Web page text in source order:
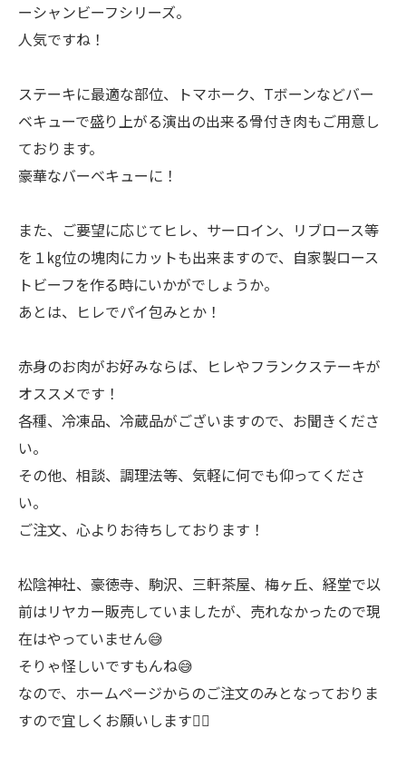
ーシャンビーフシリーズ。
人気ですね！
ステーキに最適な部位、トマホーク、Tボーンなどバー
ベキューで盛り上がる演出の出来る骨付き肉もご用意し
ております。
豪華なバーベキューに！
また、ご要望に応じてヒレ、サーロイン、リブロース等
を１㎏位の塊肉にカットも出来ますので、自家製ロース
トビーフを作る時にいかがでしょうか。
あとは、ヒレでパイ包みとか！
赤身のお肉がお好みならば、ヒレやフランクステーキが
オススメです！
各種、冷凍品、冷蔵品がございますので、お聞きくださ
い。
その他、相談、調理法等、気軽に何でも仰ってくださ
い。
ご注文、心よりお待ちしております！
松陰神社、豪徳寺、駒沢、三軒茶屋、梅ヶ丘、経堂で以
前はリヤカー販売していましたが、売れなかったので現
在はやっていません😅
そりゃ怪しいですもんね😅
なので、ホームページからのご注文のみとなっておりま
すので宜しくお願いします🙇‍♂